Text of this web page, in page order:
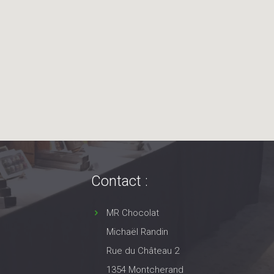
Contact :
MR Chocolat
Michaël Randin
Rue du Château 2
1354 Montcherand